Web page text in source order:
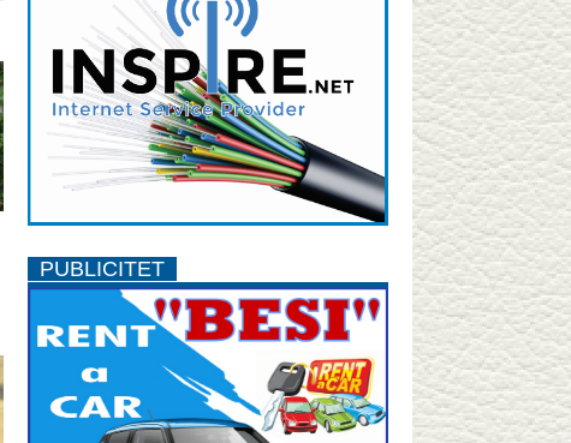
PUBLICITET